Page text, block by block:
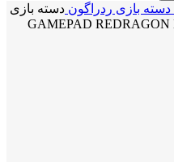
دسته بازی ردراگون دسته بازی